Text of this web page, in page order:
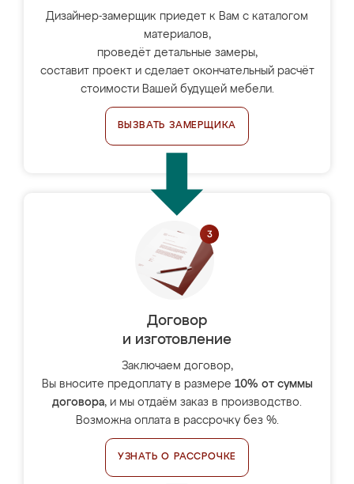
Дизайнер-замерщик приедет к Вам с каталогом
материалов,
проведёт детальные замеры,
составит проект и сделает окончательный расчёт
стоимости Вашей будущей мебели.
ВЫЗВАТЬ ЗАМЕРЩИКА
Договор
и изготовление
Заключаем договор,
Вы вносите предоплату в размере 10% от суммы
договора, и мы отдаём заказ в производство.
Возможна оплата в рассрочку без %.
УЗНАТЬ О РАССРОЧКЕ